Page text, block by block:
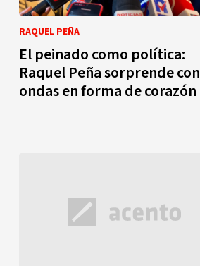
RAQUEL PEÑA
El peinado como política:
Raquel Peña sorprende con
ondas en forma de corazón